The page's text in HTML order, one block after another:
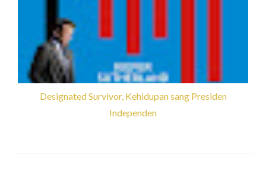
Designated Survivor, Kehidupan sang Presiden
Independen